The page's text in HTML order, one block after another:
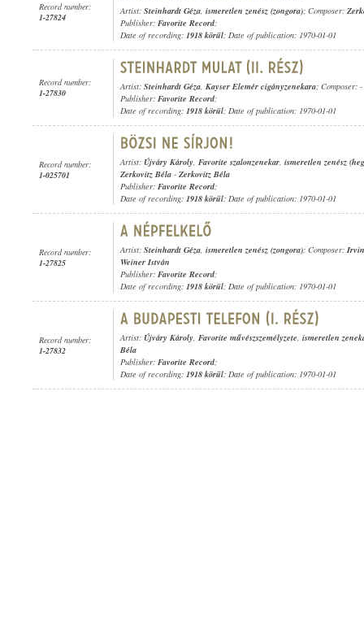
Record number:
1-27824
Artist: Steinhardt Géza, ismeretlen zenész (zongora); Composer:
Publisher: Favorite Record;
Date of recording: 1918 körül; Date of publication: 1970-01-01
Record number:
1-27830
Artist: Steinhardt Géza, Kayser Elemér cigányzenekara; Composer: -
Publisher: Favorite Record;
Date of recording: 1918 körül; Date of publication: 1970-01-01
Record number:
1-025701
Artist: Újváry Károly, Favorite szalonzenekar, ismeretlen zenész
Zerkovitz Béla - Zerkovitz Béla
Publisher: Favorite Record;
Date of recording: 1918 körül; Date of publication: 1970-01-01
Record number:
1-27825
Artist: Steinhardt Géza, ismeretlen zenész (zongora); Composer:
Weiner István
Publisher: Favorite Record;
Date of recording: 1918 körül; Date of publication: 1970-01-01
Record number:
1-27832
Artist: Újváry Károly, Favorite művészszemélyzete, ismeretlen
Béla
Publisher: Favorite Record;
Date of recording: 1918 körül; Date of publication: 1970-01-01